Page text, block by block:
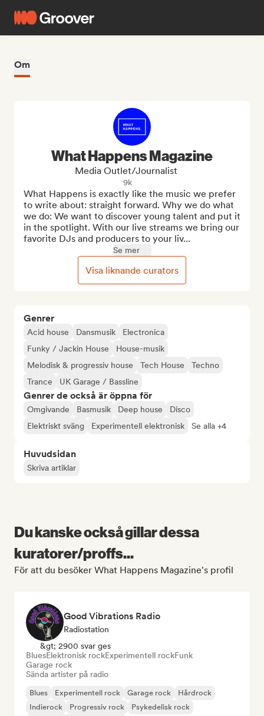
Om
Genrer
Acid house Dansmusik
Electronica
Funky / Jackin House
House-musik
Melodisk & progressiv house
Tech House
Techno
Trance
UK Garage / Bassline
Genrer de också är öppna för
Omgivande Basmusik Deep house
Disco
Elektriskt sväng
Experimentell elektronisk Se alla +4
Huvudsidan
Skriva artiklar
What Happens Magazine
Media Outlet/Journalist
9k
What Happens is exactly like the music we prefer
to write about: straight forward. Why we do what
we do: We want to discover young talent and put it
in the spotlight. With our live streams we bring our
favorite DJs and producers to your liv...
Se mer
Visa liknande curators
Du kanske också gillar dessa
kuratorer/proffs...
För att du besöker What Happens Magazine's profil
Good Vibrations Radio
Radiostation
&gt; 2900 svar ges
BluesElektronisk rockExperimentell rockFunk
Garage rock
Sända artister på radio
Blues Experimentell rock Garage rock
Hårdrock
Indierock
Progressiv rock
Psykedelisk rock